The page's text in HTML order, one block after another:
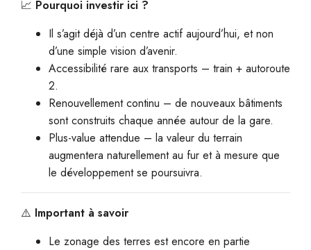
📈 Pourquoi investir ici ?
Il s’agit déjà d’un centre actif aujourd’hui, et non
d’une simple vision d’avenir.
Accessibilité rare aux transports – train + autoroute
2.
Renouvellement continu – de nouveaux bâtiments
sont construits chaque année autour de la gare.
Plus-value attendue – la valeur du terrain
augmentera naturellement au fur et à mesure que
le développement se poursuivra.
⚠️ Important à savoir
Le zonage des terres est encore en partie